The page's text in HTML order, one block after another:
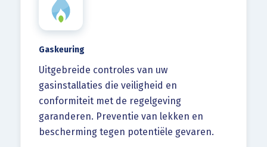
Gaskeuring
Uitgebreide controles van uw
gasinstallaties die veiligheid en
conformiteit met de regelgeving
garanderen. Preventie van lekken en
bescherming tegen potentiële gevaren.